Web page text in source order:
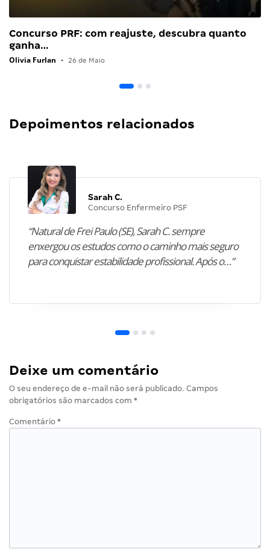
Concurso PRF: com reajuste, descubra quanto
ganha…
Olivia Furlan • 26 de Maio
Depoimentos relacionados
Sarah C.
Concurso Enfermeiro PSF
“Natural de Frei Paulo (SE), Sarah C. sempre
enxergou os estudos como o caminho mais seguro
para conquistar estabilidade profissional. Após o…”
Deixe um comentário
O seu endereço de e-mail não será publicado. Campos
obrigatórios são marcados com *
Comentário *